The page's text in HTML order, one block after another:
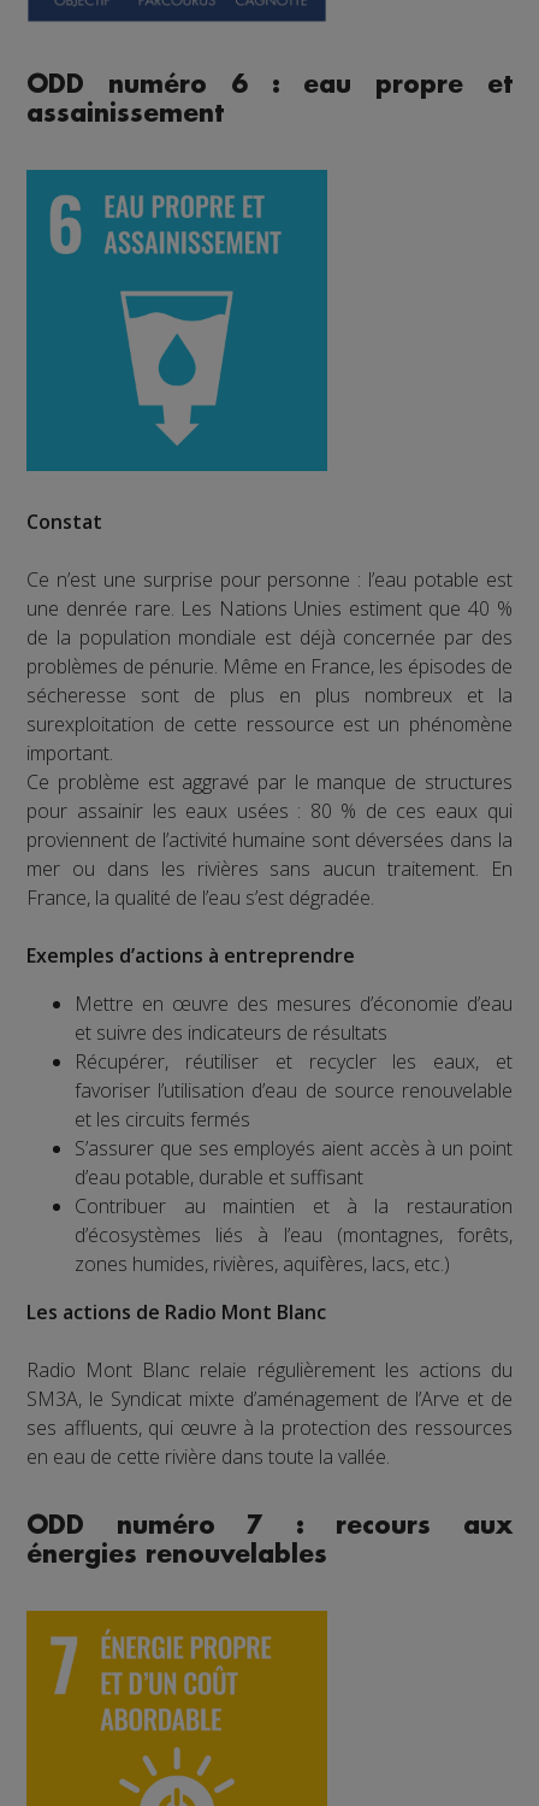
ODD numéro 6 : eau propre et
assainissement
Constat
Ce n’est une surprise pour personne : l’eau potable est
une denrée rare. Les Nations Unies estiment que 40 %
de la population mondiale est déjà concernée par des
problèmes de pénurie. Même en France, les épisodes de
sécheresse sont de plus en plus nombreux et la
surexploitation de cette ressource est un phénomène
important.
Ce problème est aggravé par le manque de structures
pour assainir les eaux usées : 80 % de ces eaux qui
proviennent de l’activité humaine sont déversées dans la
mer ou dans les rivières sans aucun traitement. En
France, la qualité de l’eau s’est dégradée.
Exemples d’actions à entreprendre
Mettre en œuvre des mesures d’économie d’eau
et suivre des indicateurs de résultats
Récupérer, réutiliser et recycler les eaux, et
favoriser l’utilisation d’eau de source renouvelable
et les circuits fermés
S’assurer que ses employés aient accès à un point
d’eau potable, durable et suffisant
Contribuer au maintien et à la restauration
d’écosystèmes liés à l’eau (montagnes, forêts,
zones humides, rivières, aquifères, lacs, etc.)
Les actions de Radio Mont Blanc
Radio Mont Blanc relaie régulièrement les actions du
SM3A, le Syndicat mixte d’aménagement de l’Arve et de
ses affluents, qui œuvre à la protection des ressources
en eau de cette rivière dans toute la vallée.
ODD numéro 7 : recours aux
énergies renouvelables